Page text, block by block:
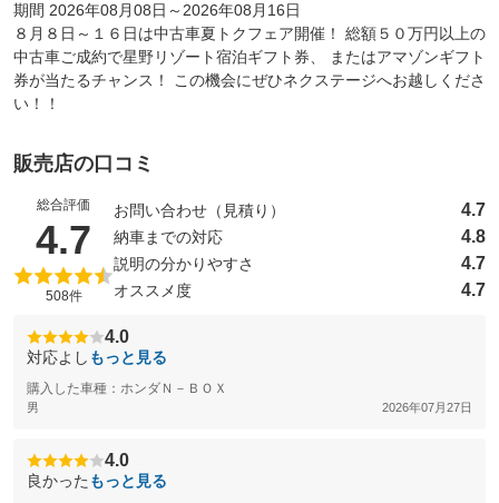
期間 2026年08月08日～2026年08月16日
８月８日～１６日は中古車夏トクフェア開催！ 総額５０万円以上の
中古車ご成約で星野リゾート宿泊ギフト券、 またはアマゾンギフト
券が当たるチャンス！ この機会にぜひネクステージへお越しくださ
い！！
販売店の口コミ
総合評価
4.7 （5点満点中）
508件
お問い合わせ（見積り） 4.7
納車までの対応 4.8
説明の分かりやすさ 4.7
オススメ度 4.7
4.0
対応よし もっと見る
購入した車種：ホンダＮ－ＢＯＸ
男 2026年07月27日
4.0
良かった もっと見る